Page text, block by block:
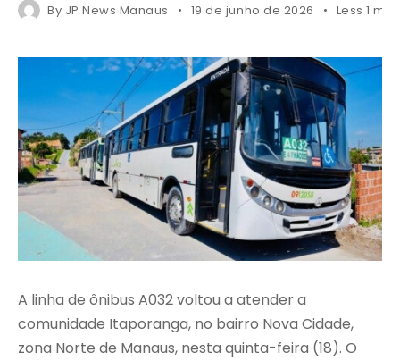
By JP News Manaus 19 de junho de 2026 Less 1
A linha de ônibus A032 voltou a atender a
comunidade Itaporanga, no bairro Nova Cidade,
zona Norte de Manaus, nesta quinta-feira (18). O